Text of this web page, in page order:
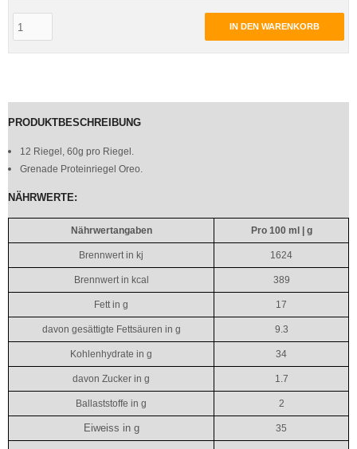
IN DEN WARENKORB
PRODUKTBESCHREIBUNG
12 Riegel, 60g pro Riegel.
Grenade Proteinriegel Oreo.
NÄHRWERTE:
Nährwertangaben Pro 100 ml | g
Brennwert in kj 1624
Brennwert in kcal 389
Fett in g 17
davon gesättigte Fettsäuren in g 9.3
Kohlenhydrate in g 34
davon Zucker in g 1.7
Ballaststoffe in g 2
Eiweiss in g 35